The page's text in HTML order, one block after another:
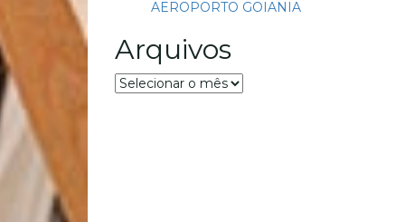
AEROPORTO GOIANIA
Arquivos
Arquivos